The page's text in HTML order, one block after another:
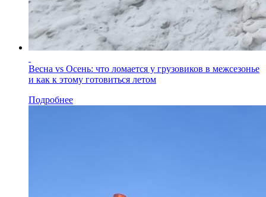
Весна vs Осень: что ломается у грузовиков в межсезонье
и как к этому готовиться летом
Подробнее